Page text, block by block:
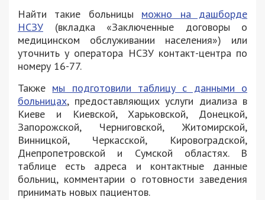
Найти такие больницы можно на дашборде
НСЗУ (вкладка «Заключенные договоры о
медицинском обслуживании населения») или
уточнить у оператора НСЗУ контакт-центра по
номеру 16-77.
Также мы подготовили таблицу с данными о
больницах, предоставляющих услуги диализа в
Киеве и Киевской, Харьковской, Донецкой,
Запорожской, Черниговской, Житомирской,
Винницкой, Черкасской, Кировоградской,
Днепропетровской и Сумской областях. В
таблице есть адреса и контактные данные
больниц, комментарии о готовности заведения
принимать новых пациентов.